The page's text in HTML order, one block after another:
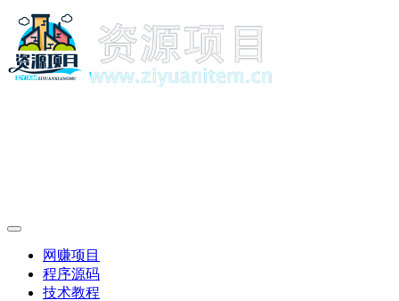
网赚项目
程序源码
技术教程